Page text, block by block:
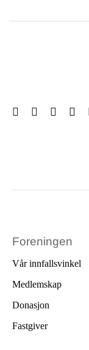
Foreningen
Vår innfallsvinkel
Medlemskap
Donasjon
Fastgiver